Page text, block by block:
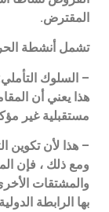
المقترض.
تشمل أنشطة
– السلوك
هذا يعني أن
مستقبلية غير
– هذا لأن تكوين
ومع ذلك ، فإن
والمشتقات